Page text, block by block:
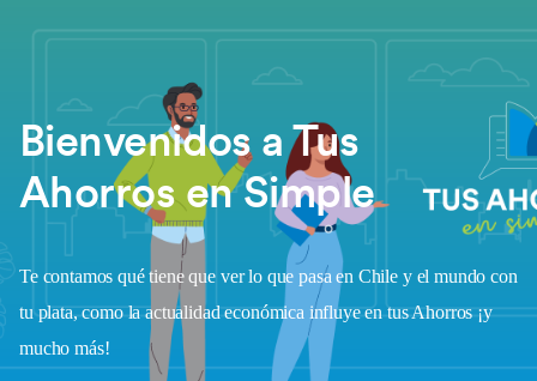
Bienvenidos a Tus
Ahorros en Simple
Te contamos qué tiene que ver lo que pasa en Chile y el mundo con
tu plata, como la actualidad económica influye en tus Ahorros ¡y
mucho más!